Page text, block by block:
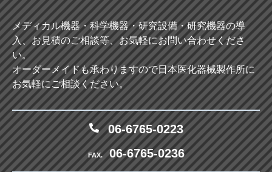
メディカル機器・科学機器・研究設備・研究機器の導
入、お見積のご相談等、お気軽にお問い合わせくださ
い。
オーダーメイドも承わりますので日本医化器械製作所に
お気軽にご相談ください。
06-6765-0223
FAX. 06-6765-0236